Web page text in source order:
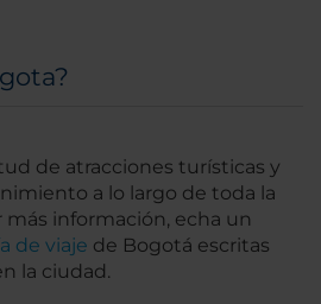
de atracciones turísticas y
a lo largo de toda la
más información, echa un
de viaje de Bogotá escritas
la ciudad.